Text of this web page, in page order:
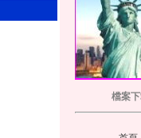
檔案